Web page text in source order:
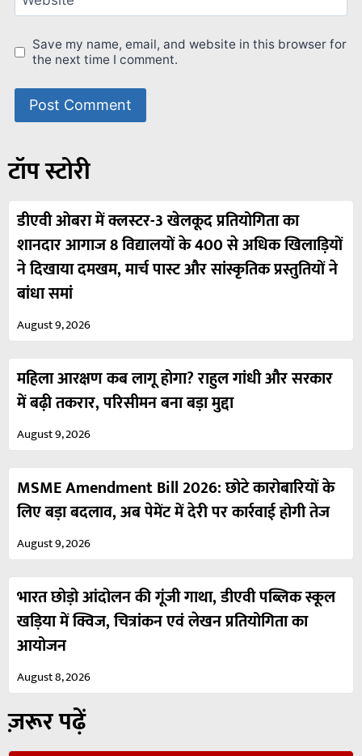
Save my name, email, and website in this browser for
the next time I comment.
टॉप स्टोरी
डीएवी ओबरा में क्लस्टर-3 खेलकूद प्रतियोगिता का
शानदार आगाज 8 विद्यालयों के 400 से अधिक खिलाड़ियों
ने दिखाया दमखम, मार्च पास्ट और सांस्कृतिक प्रस्तुतियों ने
बांधा समां
August 9, 2026
महिला आरक्षण कब लागू होगा? राहुल गांधी और सरकार
में बढ़ी तकरार, परिसीमन बना बड़ा मुद्दा
August 9, 2026
MSME Amendment Bill 2026: छोटे कारोबारियों के
लिए बड़ा बदलाव, अब पेमेंट में देरी पर कार्रवाई होगी तेज
August 9, 2026
भारत छोड़ो आंदोलन की गूंजी गाथा, डीएवी पब्लिक स्कूल
खड़िया में क्विज, चित्रांकन एवं लेखन प्रतियोगिता का
आयोजन
August 8, 2026
ज़रूर पढ़ें